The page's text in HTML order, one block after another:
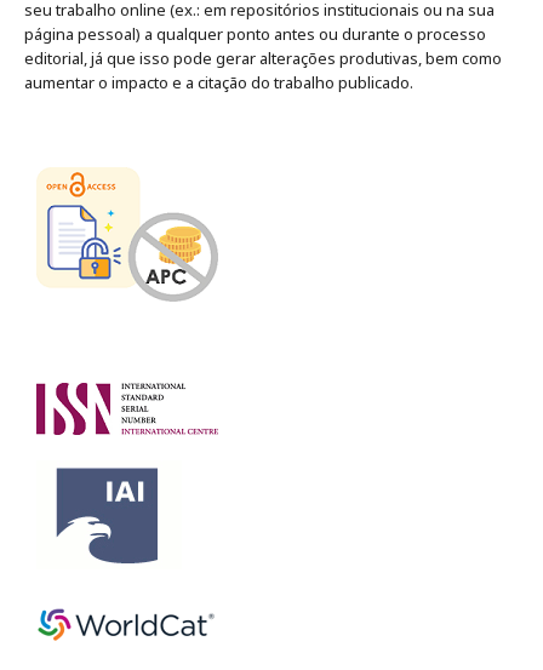
seu trabalho online (ex.: em repositórios institucionais ou na sua
página pessoal) a qualquer ponto antes ou durante o processo
editorial, já que isso pode gerar alterações produtivas, bem como
aumentar o impacto e a citação do trabalho publicado.